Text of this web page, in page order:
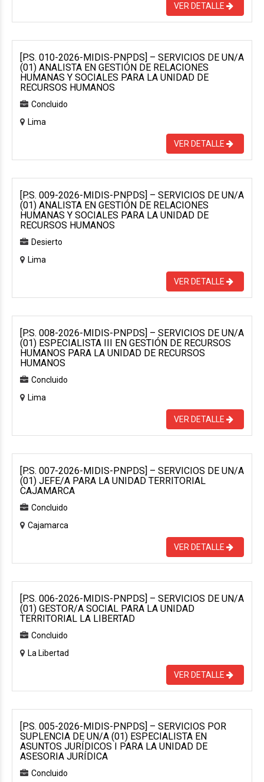
VER DETALLE
[P.S. 010-2026-MIDIS-PNPDS] – SERVICIOS DE UN/A
(01) ANALISTA EN GESTIÓN DE RELACIONES
HUMANAS Y SOCIALES PARA LA UNIDAD DE
RECURSOS HUMANOS
Concluido
Lima
VER DETALLE
[P.S. 009-2026-MIDIS-PNPDS] – SERVICIOS DE UN/A
(01) ANALISTA EN GESTIÓN DE RELACIONES
HUMANAS Y SOCIALES PARA LA UNIDAD DE
RECURSOS HUMANOS
Desierto
Lima
VER DETALLE
[P.S. 008-2026-MIDIS-PNPDS] – SERVICIOS DE UN/A
(01) ESPECIALISTA III EN GESTIÓN DE RECURSOS
HUMANOS PARA LA UNIDAD DE RECURSOS
HUMANOS
Concluido
Lima
VER DETALLE
[P.S. 007-2026-MIDIS-PNPDS] – SERVICIOS DE UN/A
(01) JEFE/A PARA LA UNIDAD TERRITORIAL
CAJAMARCA
Concluido
Cajamarca
VER DETALLE
[P.S. 006-2026-MIDIS-PNPDS] – SERVICIOS DE UN/A
(01) GESTOR/A SOCIAL PARA LA UNIDAD
TERRITORIAL LA LIBERTAD
Concluido
La Libertad
VER DETALLE
[P.S. 005-2026-MIDIS-PNPDS] – SERVICIOS POR
SUPLENCIA DE UN/A (01) ESPECIALISTA EN
ASUNTOS JURÍDICOS I PARA LA UNIDAD DE
ASESORIA JURÍDICA
Concluido